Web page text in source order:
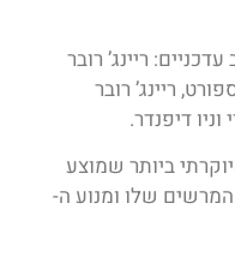
ריינג’ רובר
ריינג’ רובר
וניו דיפנדר.
ביותר שמוצע
שלו ומנוע ה-